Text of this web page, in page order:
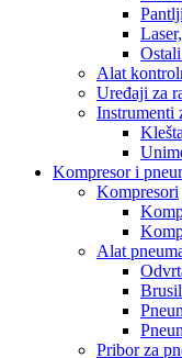
Alat
Uređaji za
Instrumenti
Kompresor i
Kompresori
Alat
Pribor za